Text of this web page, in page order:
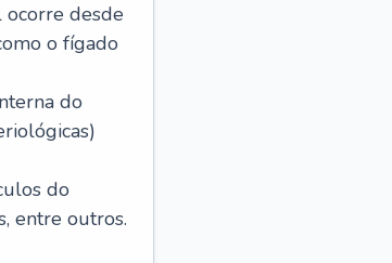
ocorre desde
o fígado
do
do
entre outros.